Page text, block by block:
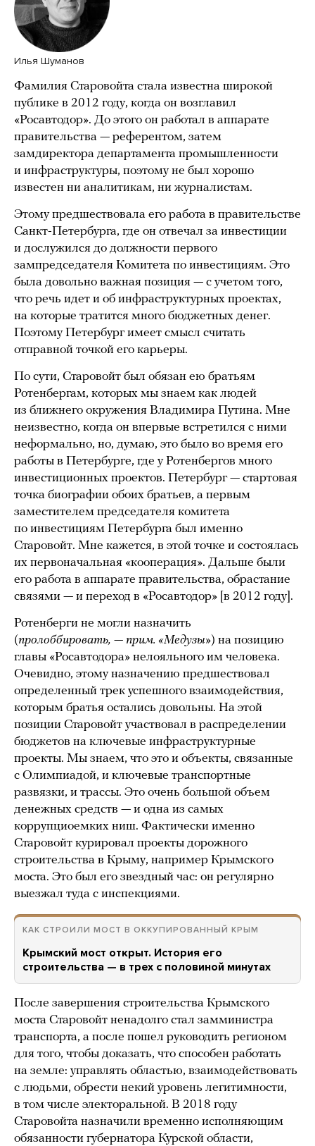
Илья Шуманов
Фамилия Старовойта стала известна широкой
публике в 2012 году, когда он возглавил
«Росавтодор». До этого он работал в аппарате
правительства — референтом, затем
замдиректора департамента промышленности
и инфраструктуры, поэтому не был хорошо
известен ни аналитикам, ни журналистам.
Этому предшествовала его работа в правительстве
Санкт-Петербурга, где он отвечал за инвестиции
и дослужился до должности первого
зампредседателя Комитета по инвестициям. Это
была довольно важная позиция — с учетом того,
что речь идет и об инфраструктурных проектах,
на которые тратится много бюджетных денег.
Поэтому Петербург имеет смысл считать
отправной точкой его карьеры.
По сути, Старовойт был обязан ею братьям
Ротенбергам, которых мы знаем как людей
из ближнего окружения Владимира Путина. Мне
неизвестно, когда он впервые встретился с ними
неформально, но, думаю, это было во время его
работы в Петербурге, где у Ротенбергов много
инвестиционных проектов. Петербург — стартовая
точка биографии обоих братьев, а первым
заместителем председателя комитета
по инвестициям Петербурга был именно
Старовойт. Мне кажется, в этой точке и состоялась
их первоначальная «кооперация». Дальше были
его работа в аппарате правительства, обрастание
связями — и переход в «Росавтодор» [в 2012 году].
Ротенберги не могли назначить
(пролоббировать, — прим. «Медузы») на позицию
главы «Росавтодора» нелояльного им человека.
Очевидно, этому назначению предшествовал
определенный трек успешного взаимодействия,
которым братья остались довольны. На этой
позиции Старовойт участвовал в распределении
бюджетов на ключевые инфраструктурные
проекты. Мы знаем, что это и объекты, связанные
с Олимпиадой, и ключевые транспортные
развязки, и трассы. Это очень большой объем
денежных средств — и одна из самых
коррупциоемких ниш. Фактически именно
Старовойт курировал проекты дорожного
строительства в Крыму, например Крымского
моста. Это был его звездный час: он регулярно
выезжал туда с инспекциями.
КАК СТРОИЛИ МОСТ В ОККУПИРОВАННЫЙ КРЫМ
Крымский мост открыт. История его
строительства — в трех с половиной минутах
После завершения строительства Крымского
моста Старовойт ненадолго стал замминистра
транспорта, а после пошел руководить регионом
для того, чтобы доказать, что способен работать
на земле: управлять областью, взаимодействовать
с людьми, обрести некий уровень легитимности,
в том числе электоральной. В 2018 году
Старовойта назначили временно исполняющим
обязанности губернатора Курской области,